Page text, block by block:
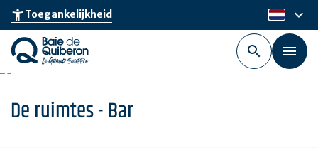
Skip
main
content
accessibility_newToegankelijkheid nl
keyboard_arrow_down
De ruimtes - Bar